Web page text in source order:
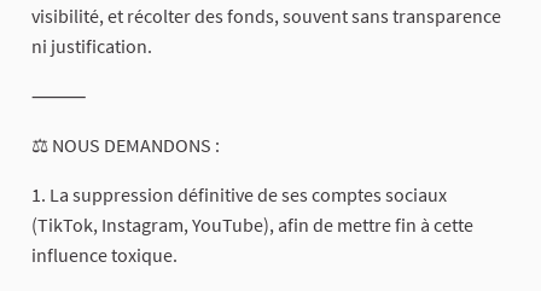
visibilité, et récolter des fonds, souvent sans transparence
ni justification.
⸻
⚖️ NOUS DEMANDONS :
1. La suppression définitive de ses comptes sociaux
(TikTok, Instagram, YouTube), afin de mettre fin à cette
influence toxique.